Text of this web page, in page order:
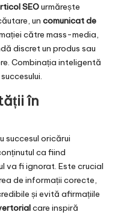
SEOurmărește
un comunicat de
către mass-media,
discret un produs sau
Combinația inteligentă
în
succesul oricărui
ca fiind
va fi ignorat. Este crucial
de informații corecte,
și evită afirmațiile
care inspiră